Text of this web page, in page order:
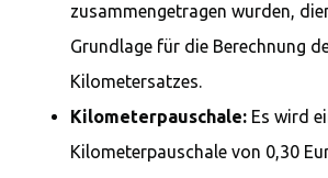
zusammengetragen wurden,
Grundlage für die Berechnung
Kilometersatzes.
Kilometerpauschale: Es wird
Kilometerpauschale von 0,30